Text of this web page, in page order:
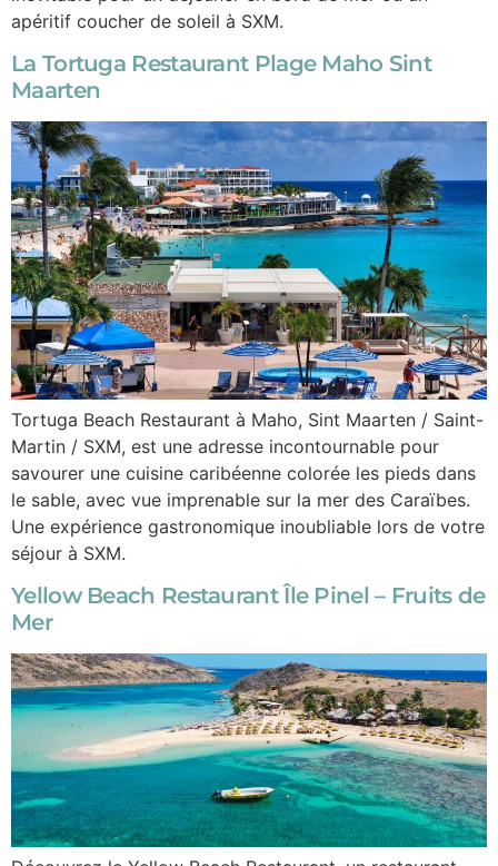
apéritif coucher de soleil à SXM.
La Tortuga Restaurant Plage Maho Sint
Maarten
Tortuga Beach Restaurant à Maho, Sint Maarten / Saint-
Martin / SXM, est une adresse incontournable pour
savourer une cuisine caribéenne colorée les pieds dans
le sable, avec vue imprenable sur la mer des Caraïbes.
Une expérience gastronomique inoubliable lors de votre
séjour à SXM.
Yellow Beach Restaurant Île Pinel – Fruits de
Mer